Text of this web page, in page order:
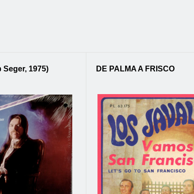
Seger, 1975) DE PALMA A FRISCO